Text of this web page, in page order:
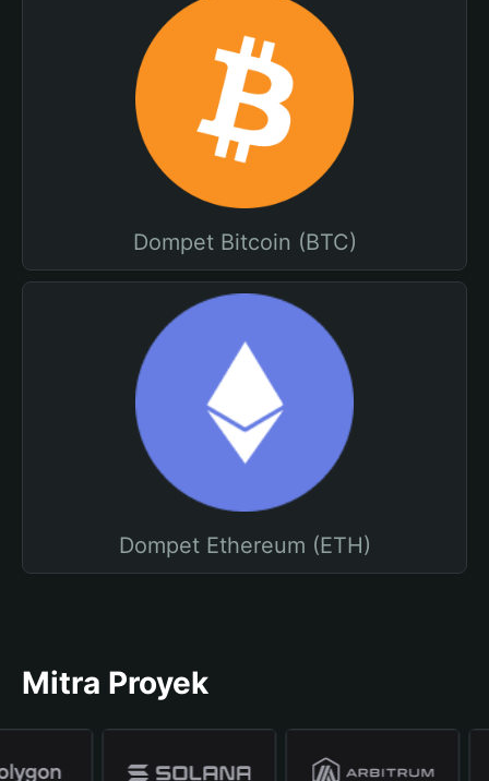
Dompet Bitcoin (BTC)
Dompet Ethereum (ETH)
Mitra Proyek